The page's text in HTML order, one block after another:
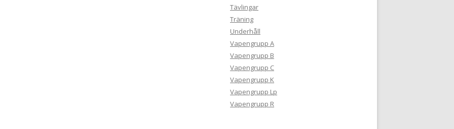
Tävlingar
Träning
Underhåll
Vapengrupp A
Vapengrupp B
Vapengrupp C
Vapengrupp K
Vapengrupp Lp
Vapengrupp R